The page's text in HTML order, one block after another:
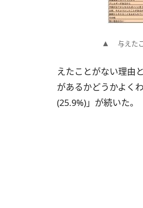
与えた
えたことがない理由
があるかどうかよく
(25.9%)」が続いた。